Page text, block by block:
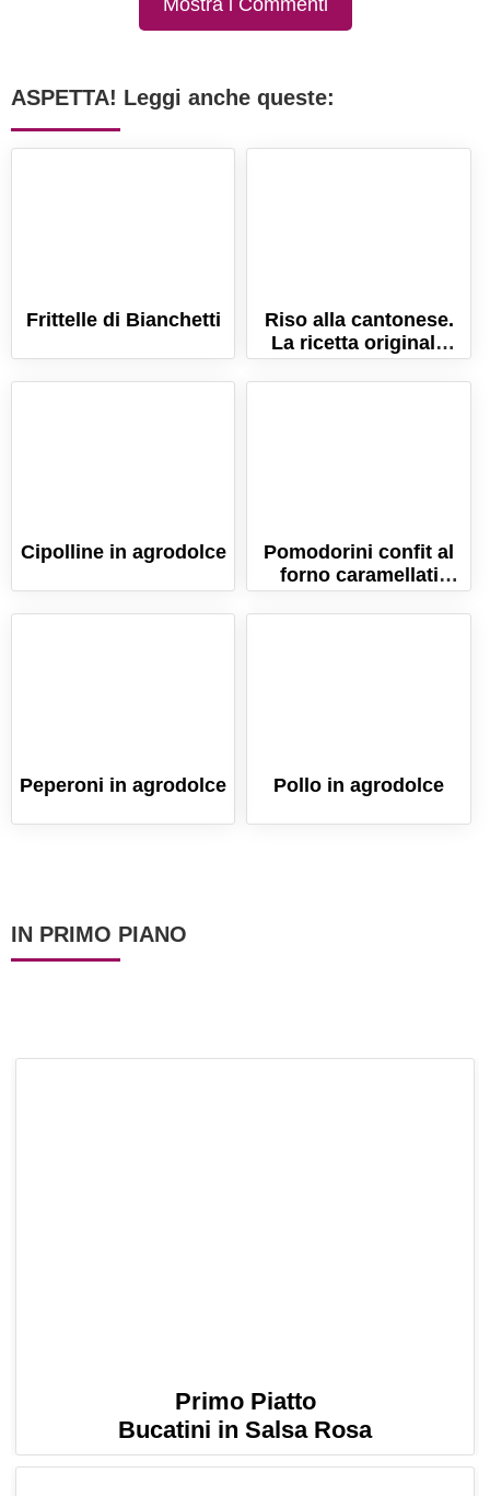
Mostra i Commenti
ASPETTA! Leggi anche queste:
Frittelle di Bianchetti
Riso alla cantonese.
La ricetta originale
della tradizione
cinese!
Cipolline in agrodolce
Pomodorini confit al
forno caramellati
(Ricetta semplice e
gutosa!)
Peperoni in agrodolce Pollo in agrodolce
IN PRIMO PIANO
Primo Piatto
Bucatini in Salsa Rosa